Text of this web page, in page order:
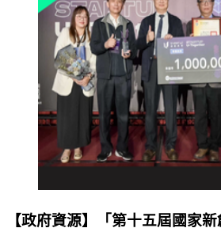
【政府資源】「第十五屆國家